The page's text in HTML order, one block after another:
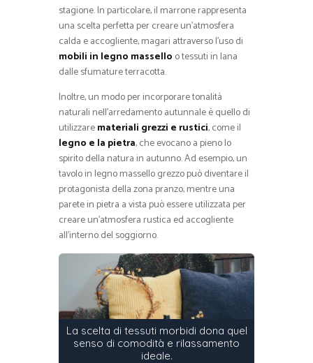
stagione. In particolare, il marrone rappresenta
una scelta perfetta per creare un’atmosfera
calda e accogliente, magari attraverso l’uso di
mobili in legno massello o tessuti in lana
dalle sfumature terracotta.
Inoltre, un modo per incorporare tonalità
naturali nell’arredamento autunnale è quello di
utilizzaremateriali grezzi e rustici, come il
legno e la pietra, che evocano a pieno lo
spirito della natura in autunno. Ad esempio, un
tavolo in legno massello grezzo può diventare il
protagonista della zona pranzo, mentre una
parete in pietra a vista può essere utilizzata per
creare un’atmosfera rustica ed accogliente
all’interno del soggiorno.
La scelta di tessuti morbidi dona quel
senso di comodità e rilassamento
ideale.